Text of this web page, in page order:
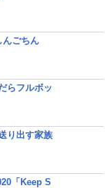
ごちん
らフルボッ
り出す家族
「Keep S